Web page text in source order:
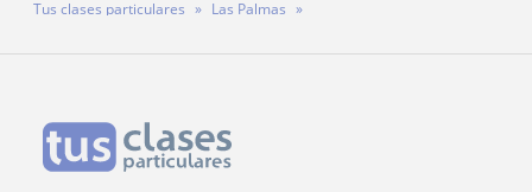
Tus clases particulares
Las Palmas